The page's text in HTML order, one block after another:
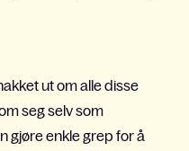
ut om alle disse
seg selv som
gjøre enkle grep for å